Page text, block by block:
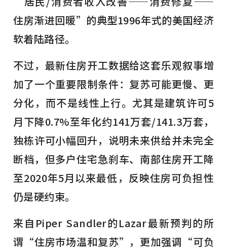
住房渐进回暖”的典型1996年式的美国经济
软着陆路径。
不过，最新住房开工数据给这套乐观叙事增
加了一个重要限制条件：复苏可能更慢、更
分化，而不是线性上行。尤其是建筑许可5
月下降0.7%至年化约141万套/141.3万套，
独栋许可小幅回升，说明未来供给并未完全
断档，但多户住宅急刹车、南部住房开工降
至2020年5月以来最低，反映住房可负担性
仍是硬约束。
来自Piper Sandler的Lazar最新预判的所
谓“住房市场温和复苏”，更加强调“可负